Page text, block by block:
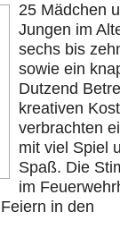
25 Mädchen
Jungen im
sechs bis
sowie ein
Dutzend
kreativen
verbrachten
mit viel Spiel
Spaß. Die
im
in den